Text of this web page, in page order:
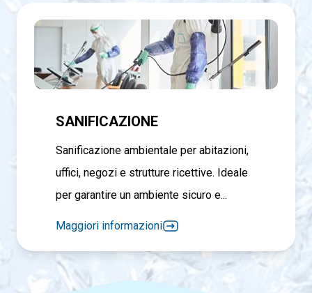
SANIFICAZIONE
Sanificazione ambientale per abitazioni,
uffici, negozi e strutture ricettive. Ideale
per garantire un ambiente sicuro e...
Maggiori informazioni